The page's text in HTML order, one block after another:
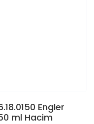
Engler
ml Hacim